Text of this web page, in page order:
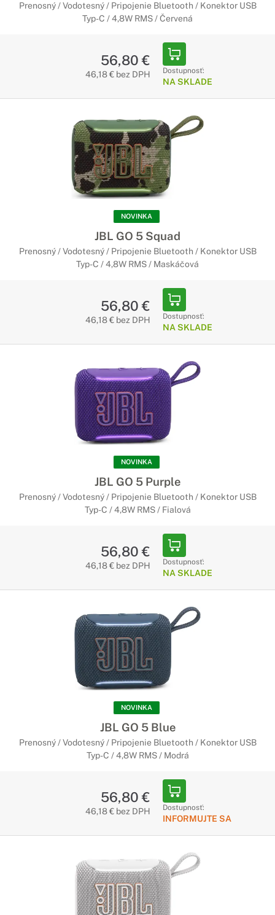
Prenosný / Vodotesný / Pripojenie Bluetooth / Konektor USB
Typ-C / 4,8W RMS / Červená
56,80 €
46,18 € bez DPH Dostupnosť:
NA SKLADE
NOVINKA
JBL GO 5 Squad
Prenosný / Vodotesný / Pripojenie Bluetooth / Konektor USB
Typ-C / 4,8W RMS / Maskáčová
56,80 €
46,18 € bez DPH Dostupnosť:
NA SKLADE
NOVINKA
JBL GO 5 Purple
Prenosný / Vodotesný / Pripojenie Bluetooth / Konektor USB
Typ-C / 4,8W RMS / Fialová
56,80 €
46,18 € bez DPH Dostupnosť:
NA SKLADE
NOVINKA
JBL GO 5 Blue
Prenosný / Vodotesný / Pripojenie Bluetooth / Konektor USB
Typ-C / 4,8W RMS / Modrá
56,80 €
46,18 € bez DPH Dostupnosť:
INFORMUJTE SA